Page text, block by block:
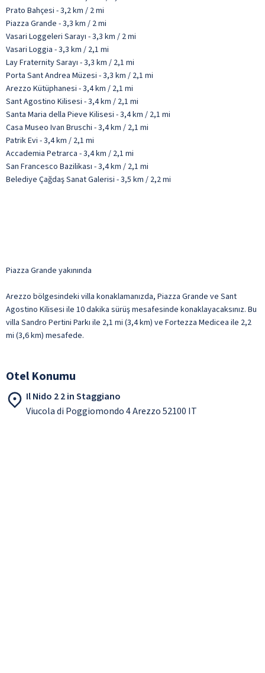
Prato Bahçesi - 3,2 km / 2 mi
Piazza Grande - 3,3 km / 2 mi
Vasari Loggeleri Sarayı - 3,3 km / 2 mi
Vasari Loggia - 3,3 km / 2,1 mi
Lay Fraternity Sarayı - 3,3 km / 2,1 mi
Porta Sant Andrea Müzesi - 3,3 km / 2,1 mi
Arezzo Kütüphanesi - 3,4 km / 2,1 mi
Sant Agostino Kilisesi - 3,4 km / 2,1 mi
Santa Maria della Pieve Kilisesi - 3,4 km / 2,1 mi
Casa Museo Ivan Bruschi - 3,4 km / 2,1 mi
Patrik Evi - 3,4 km / 2,1 mi
Accademia Petrarca - 3,4 km / 2,1 mi
San Francesco Bazilikası - 3,4 km / 2,1 mi
Belediye Çağdaş Sanat Galerisi - 3,5 km / 2,2 mi
Piazza Grande yakınında
Arezzo bölgesindeki villa konaklamanızda, Piazza Grande ve Sant
Agostino Kilisesi ile 10 dakika sürüş mesafesinde konaklayacaksınız. Bu
villa Sandro Pertini Parkı ile 2,1 mi (3,4 km) ve Fortezza Medicea ile 2,2
mi (3,6 km) mesafede.
Otel Konumu
Il Nido 2 2 in Staggiano
Viucola di Poggiomondo 4 Arezzo 52100 IT